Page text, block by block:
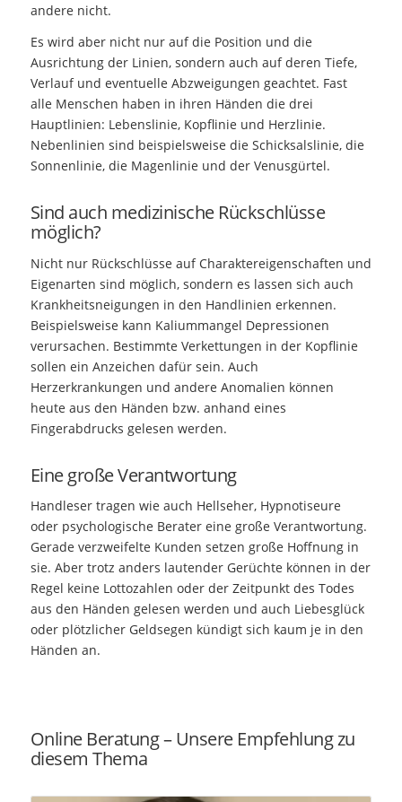
andere nicht.
Es wird aber nicht nur auf die Position und die
Ausrichtung der Linien, sondern auch auf deren Tiefe,
Verlauf und eventuelle Abzweigungen geachtet. Fast
alle Menschen haben in ihren Händen die drei
Hauptlinien: Lebenslinie, Kopflinie und Herzlinie.
Nebenlinien sind beispielsweise die Schicksalslinie, die
Sonnenlinie, die Magenlinie und der Venusgürtel.
Sind auch medizinische Rückschlüsse
möglich?
Nicht nur Rückschlüsse auf Charaktereigenschaften und
Eigenarten sind möglich, sondern es lassen sich auch
Krankheitsneigungen in den Handlinien erkennen.
Beispielsweise kann Kaliummangel Depressionen
verursachen. Bestimmte Verkettungen in der Kopflinie
sollen ein Anzeichen dafür sein. Auch
Herzerkrankungen und andere Anomalien können
heute aus den Händen bzw. anhand eines
Fingerabdrucks gelesen werden.
Eine große Verantwortung
Handleser tragen wie auch Hellseher, Hypnotiseure
oder psychologische Berater eine große Verantwortung.
Gerade verzweifelte Kunden setzen große Hoffnung in
sie. Aber trotz anders lautender Gerüchte können in der
Regel keine Lottozahlen oder der Zeitpunkt des Todes
aus den Händen gelesen werden und auch Liebesglück
oder plötzlicher Geldsegen kündigt sich kaum je in den
Händen an.
Online Beratung – Unsere Empfehlung zu
diesem Thema